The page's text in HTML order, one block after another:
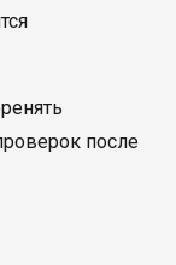
после